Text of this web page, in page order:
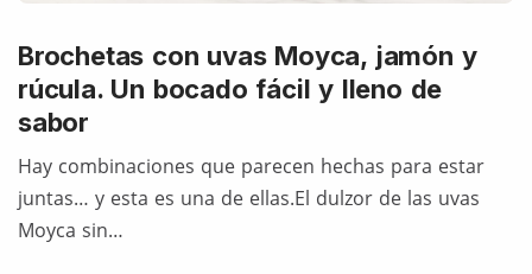
Brochetas con uvas Moyca, jamón y
rúcula. Un bocado fácil y lleno de
sabor
Hay combinaciones que parecen hechas para estar
juntas… y esta es una de ellas.El dulzor de las uvas
Moyca sin…